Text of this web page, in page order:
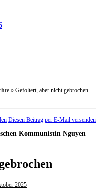
» Gefoltert, aber nicht gebrochen
Diesen Beitrag per E-Mail versenden
Kommunistin Nguyen
2025